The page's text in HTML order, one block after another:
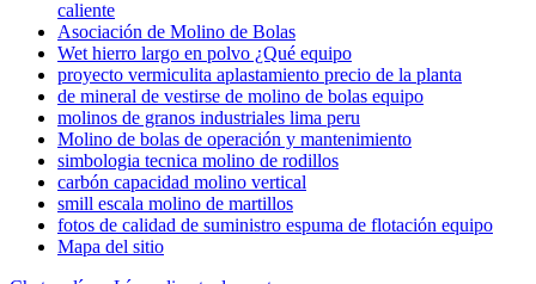
caliente
Asociación de Molino de Bolas
Wet hierro largo en polvo ¿Qué equipo
proyecto vermiculita aplastamiento precio de la planta
de mineral de vestirse de molino de bolas equipo
molinos de granos industriales lima peru
Molino de bolas de operación y mantenimiento
simbologia tecnica molino de rodillos
carbón capacidad molino vertical
smill escala molino de martillos
fotos de calidad de suministro espuma de flotación equipo
Mapa del sitio